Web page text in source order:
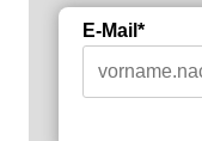
E-Mail*